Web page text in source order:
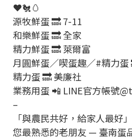
❤️🐔🥚
源牧鮮蛋 🔜 7-11
和樂鮮蛋 🔜 全家
精力鮮蛋 🔜 萊爾富
月圓鮮蛋／喫蛋趣／#精力蛋
精力蛋 🔜 美廉社
業務用蛋 📲 LINE官方帳號
–
「與農民共好，給家人最好」
您最熟悉的老朋友 — 臺南蛋